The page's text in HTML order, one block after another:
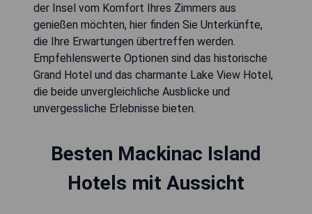
der Insel vom Komfort Ihres Zimmers aus
genießen möchten, hier finden Sie Unterkünfte,
die Ihre Erwartungen übertreffen werden.
Empfehlenswerte Optionen sind das historische
Grand Hotel und das charmante Lake View Hotel,
die beide unvergleichliche Ausblicke und
unvergessliche Erlebnisse bieten.
Besten Mackinac Island
Hotels mit Aussicht